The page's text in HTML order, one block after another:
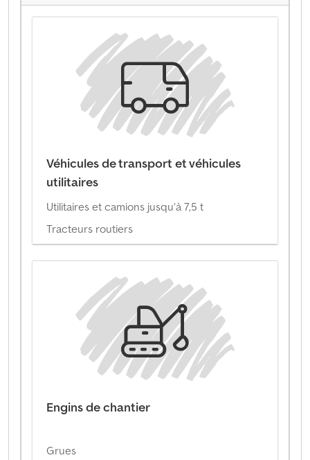
Véhicules de transport et véhicules
utilitaires
Utilitaires et camions jusqu’à 7,5 t
Tracteurs routiers
Engins de chantier
Grues